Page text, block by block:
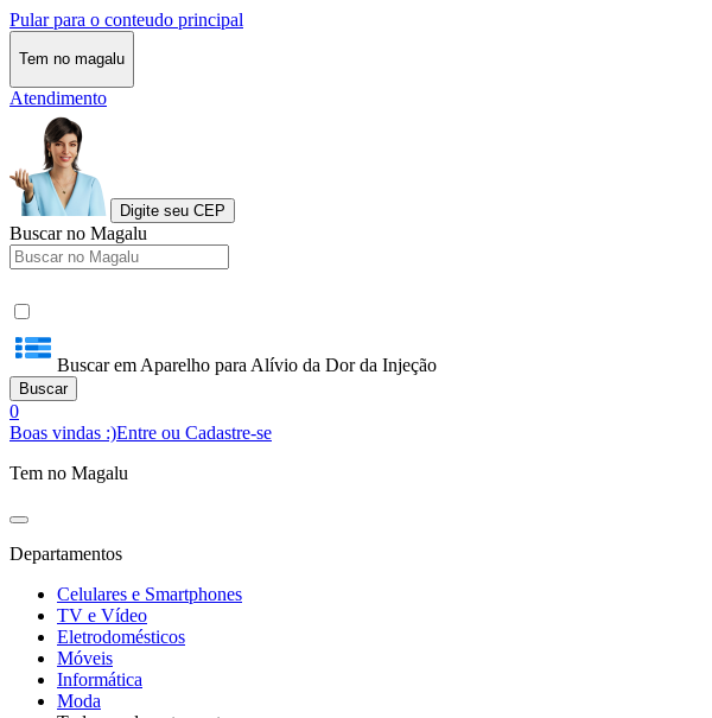
Pular para o conteudo principal
Tem no magalu
Atendimento
Digite seu CEP
Buscar no Magalu
Buscar em Aparelho para Alívio da Dor da Injeção
Buscar
0
Boas vindas :)Entre ou Cadastre-se
Tem no Magalu
Departamentos
Celulares e Smartphones
TV e Vídeo
Eletrodomésticos
Móveis
Informática
Moda